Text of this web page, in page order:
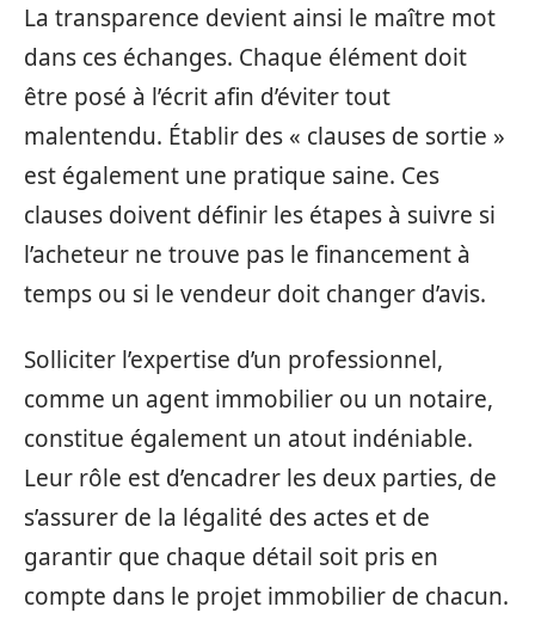
La transparence devient ainsi le maître mot
dans ces échanges. Chaque élément doit
être posé à l’écrit afin d’éviter tout
malentendu. Établir des « clauses de sortie »
est également une pratique saine. Ces
clauses doivent définir les étapes à suivre si
l’acheteur ne trouve pas le financement à
temps ou si le vendeur doit changer d’avis.
Solliciter l’expertise d’un professionnel,
comme un agent immobilier ou un notaire,
constitue également un atout indéniable.
Leur rôle est d’encadrer les deux parties, de
s’assurer de la légalité des actes et de
garantir que chaque détail soit pris en
compte dans le projet immobilier de chacun.